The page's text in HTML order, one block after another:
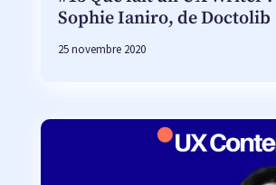
Sophie Ianiro, de Doctolib
25 novembre 2020